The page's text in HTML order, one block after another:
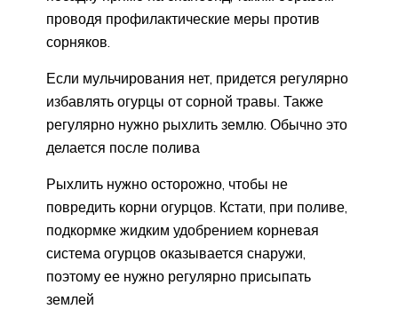
проводя профилактические меры против
сорняков.
Если мульчирования нет, придется регулярно
избавлять огурцы от сорной травы. Также
регулярно нужно рыхлить землю. Обычно это
делается после полива
Рыхлить нужно осторожно, чтобы не
повредить корни огурцов. Кстати, при поливе,
подкормке жидким удобрением корневая
система огурцов оказывается снаружи,
поэтому ее нужно регулярно присыпать
землей